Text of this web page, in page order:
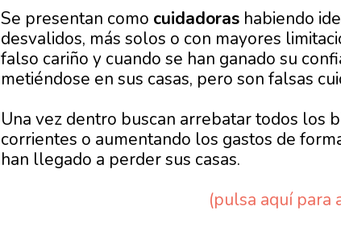
Se presentan como cuidadorashabiendo
desvalidos, más solos o con mayores
falso cariño y cuando se han ganado su
metiéndose en sus casas, pero son falsas
Una vez dentro buscan arrebatar todos los
corrientes o aumentando los gastos de
han llegado a perder sus casas.
(pulsa aquí para